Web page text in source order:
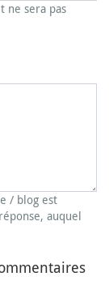
ne sera pas
/ blog est
auquel